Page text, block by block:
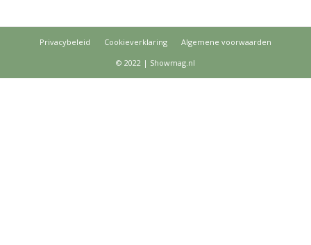
Privacybeleid Cookieverklaring
Algemene voorwaarden
© 2022 | Showmag.nl